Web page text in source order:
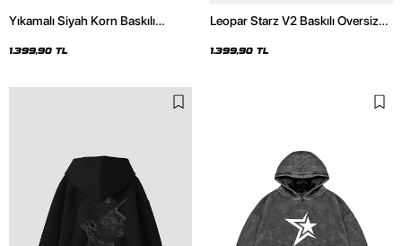
Yıkamalı Siyah Korn Baskılı
1.399,90 TL
Leopar Starz V2 Baskılı Oversize
Hoodie
1.399,90 TL